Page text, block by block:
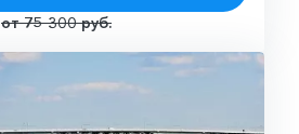
от 75 300 руб.